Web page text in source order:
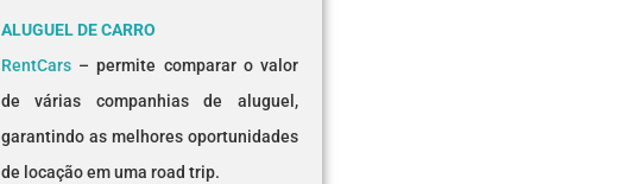
ALUGUEL DE CARRO
RentCars– permite comparar o valor
de várias companhias de aluguel,
garantindo as melhores oportunidades
de locação em uma road trip.